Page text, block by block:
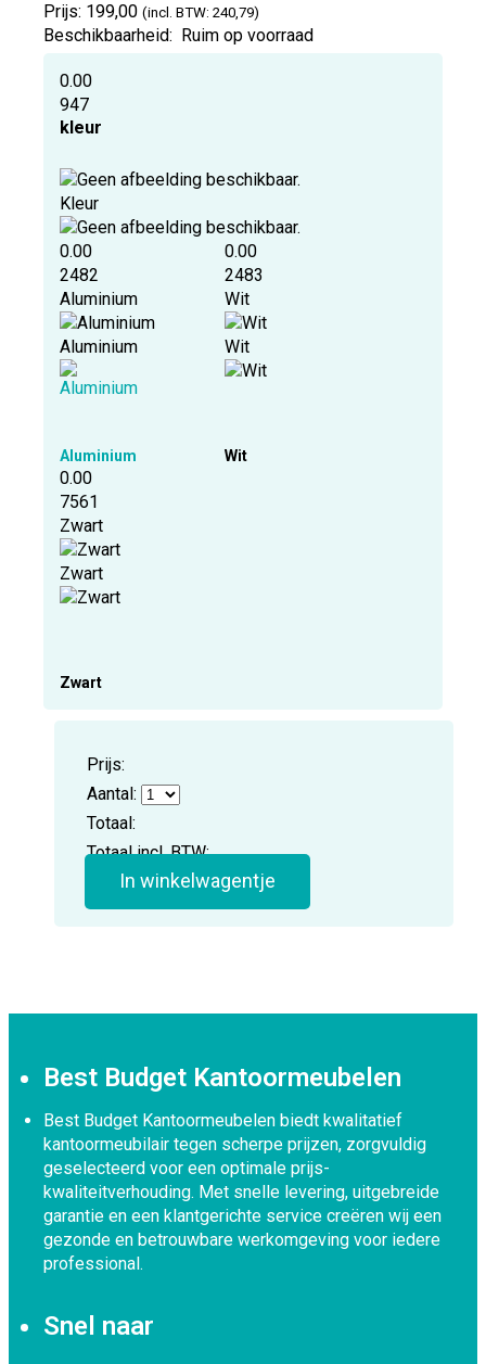
Prijs: 199,00 (incl. BTW: 240,79)
Beschikbaarheid: Ruim op voorraad
0.00
947
kleur
Kleur
0.00
2482
Aluminium
Aluminium
Aluminium
0.00
2483
Wit
Wit
Wit
0.00
7561
Zwart
Zwart
Zwart
Prijs:
Aantal:
Totaal:
Totaal incl. BTW:
In winkelwagentje
Best Budget Kantoormeubelen
Best Budget Kantoormeubelen biedt kwalitatief
kantoormeubilair tegen scherpe prijzen, zorgvuldig
geselecteerd voor een optimale prijs-
kwaliteitverhouding. Met snelle levering, uitgebreide
garantie en een klantgerichte service creëren wij een
gezonde en betrouwbare werkomgeving voor iedere
professional.
Snel naar